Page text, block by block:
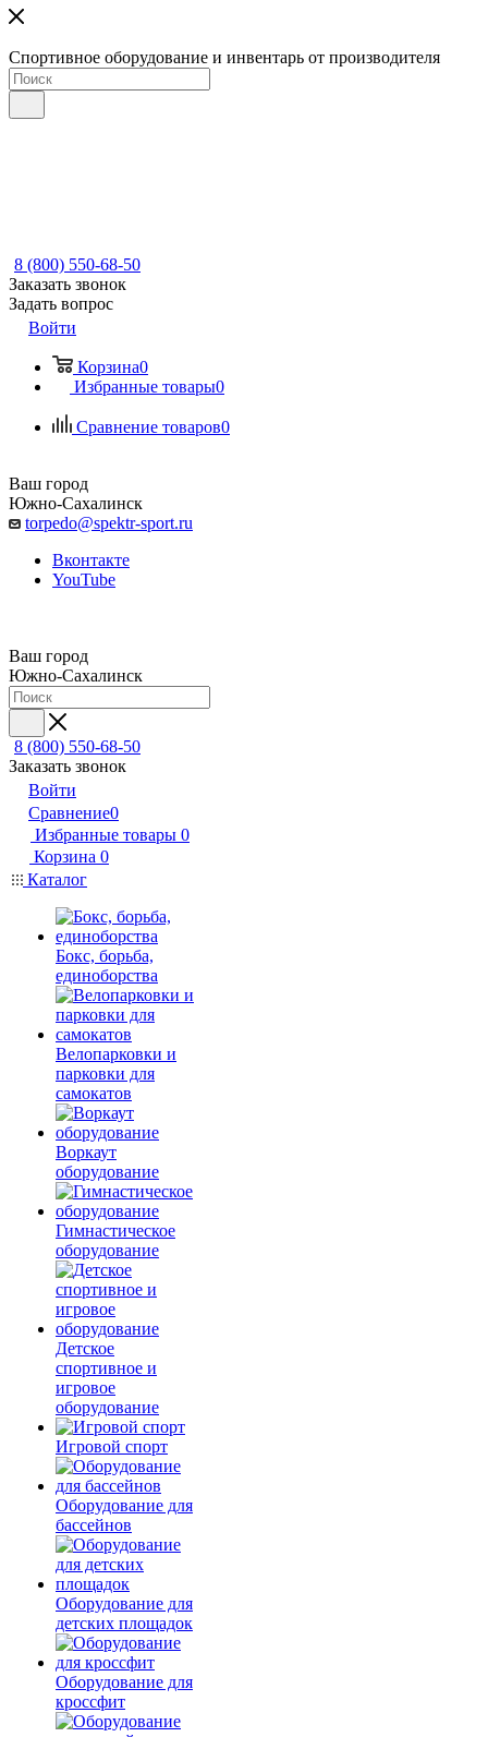
Спортивное оборудование и инвентарь от производителя
8 (800) 550-68-50
Заказать звонок
Задать вопрос
Войти
Корзина0
Избранные товары0
Сравнение товаров0
Ваш город
Южно-Сахалинск
torpedo@spektr-sport.ru
Вконтакте
YouTube
Ваш город
Южно-Сахалинск
8 (800) 550-68-50
Заказать звонок
Войти
Сравнение0
Избранные товары 0
Корзина 0
Каталог
Бокс, борьба,
единоборства
Велопарковки и
парковки для
самокатов
Воркаут
оборудование
Гимнастическое
оборудование
Детское
спортивное и
игровое
оборудование
Игровой спорт
Оборудование для
бассейнов
Оборудование для
детских площадок
Оборудование для
кроссфит